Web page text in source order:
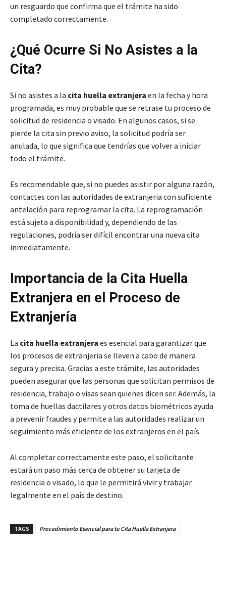
un resguardo que confirma que el trámite ha sido
completado correctamente.
¿Qué Ocurre Si No Asistes a la
Cita?
Si no asistes a la cita huella extranjera en la fecha y hora
programada, es muy probable que se retrase tu proceso de
solicitud de residencia o visado. En algunos casos, si se
pierde la cita sin previo aviso, la solicitud podría ser
anulada, lo que significa que tendrías que volver a iniciar
todo el trámite.
Es recomendable que, si no puedes asistir por alguna razón,
contactes con las autoridades de extranjeria con suficiente
antelación para reprogramar la cita. La reprogramación
está sujeta a disponibilidad y, dependiendo de las
regulaciones, podría ser difícil encontrar una nueva cita
inmediatamente.
Importancia de la Cita Huella
Extranjera en el Proceso de
Extranjería
La cita huella extranjera es esencial para garantizar que
los procesos de extranjeria se lleven a cabo de manera
segura y precisa. Gracias a este trámite, las autoridades
pueden asegurar que las personas que solicitan permisos de
residencia, trabajo o visas sean quienes dicen ser. Además, la
toma de huellas dactilares y otros datos biométricos ayuda
a prevenir fraudes y permite a las autoridades realizar un
seguimiento más eficiente de los extranjeros en el país.
Al completar correctamente este paso, el solicitante
estará un paso más cerca de obtener su tarjeta de
residencia o visado, lo que le permitirá vivir y trabajar
legalmente en el país de destino.
TAGS Procedimiento Esencial para tu Cita Huella Extranjera